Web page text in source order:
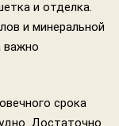
и отделка.
и минеральной
важно
срока
Достаточно